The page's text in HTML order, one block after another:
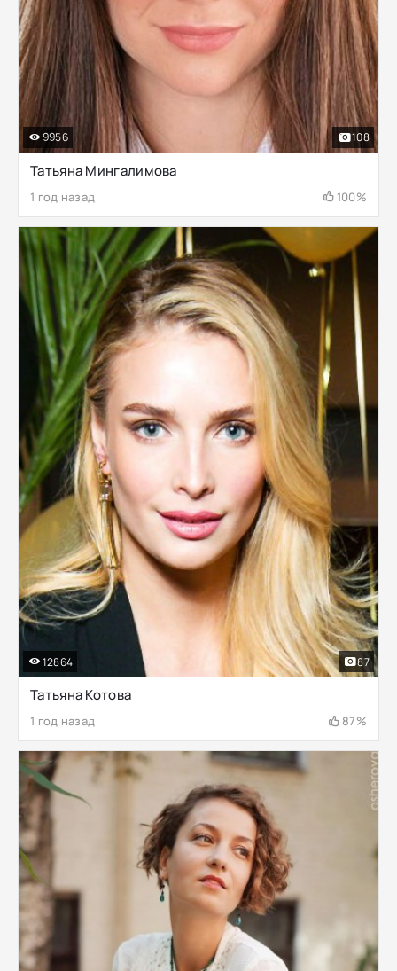
Татьяна Мингалимова
1 год назад 100%
9956 108
Татьяна Котова
1 год назад 87%
12864 87